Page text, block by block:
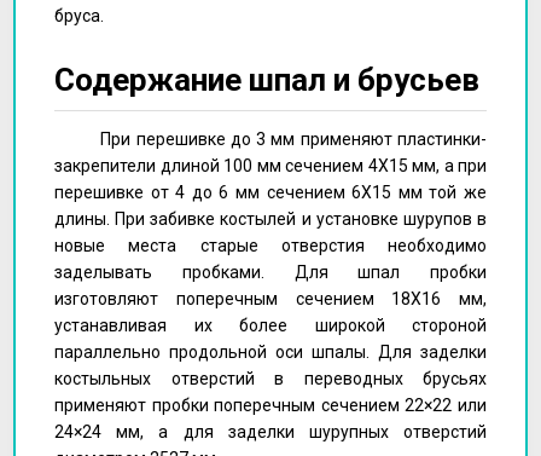
бруса.
Содержание шпал и брусьев
При перешивке до 3 мм применяют пластинки-
закрепители длиной 100 мм сечением 4X15 мм, а при
перешивке от 4 до 6 мм сечением 6X15 мм той же
длины. При забивке костылей и установке шурупов в
новые места старые отверстия необходимо
заделывать пробками. Для шпал пробки
изготовляют поперечным сечением 18X16 мм,
устанавливая их более широкой стороной
параллельно продольной оси шпалы. Для заделки
костыльных отверстий в переводных брусьях
применяют пробки поперечным сечением 22×22 или
24×24 мм, а для заделки шурупных отверстий